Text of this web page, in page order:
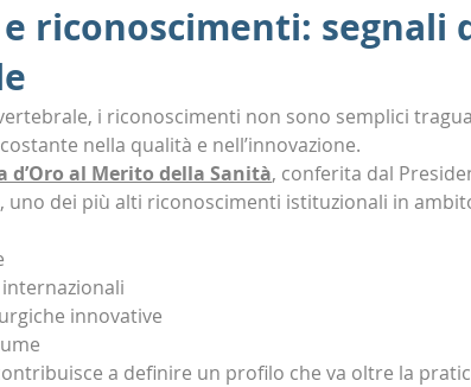
e riconoscimenti: segnali
i riconoscimenti non sono semplici
nella qualità e nell’innovazione.
d’Oro al Merito della Sanità, conferita dal
uno dei più alti riconoscimenti istituzionali in
innovative
a definire un profilo che va oltre la